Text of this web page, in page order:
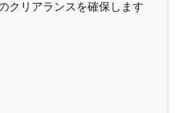
クリアランスを確保します